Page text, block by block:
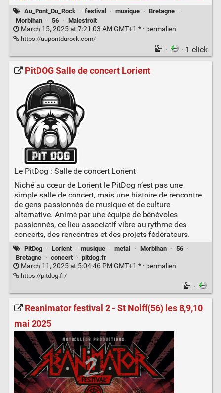
Au_Pont_Du_Rock · festival · musique · Bretagne
·
Morbihan
· 56 · Malestroit
March 15, 2025 at 7:21:03 AM GMT+1 * · permalien
https://aupontdurock.com/
· · 1 click
PitDOG Salle de concert Lorient
Le PitDog : Salle de concert Lorient
Niché au cœur de Lorient le PitDog n’est pas une
simple salle de concert, mais une histoire de rencontre
de gens passionnés de musique et de culture
alternative. Animé par une équipe de bénévoles
passionnés, ce lieu associatif vibre au rythme des
concerts, des rencontres et des projets fédérateurs.
PitDog · Lorient · musique · metal · Morbihan · 56
·
Bretagne
· concert · pitdog.fr
March 11, 2025 at 5:04:46 PM GMT+1 * · permalien
https://pitdog.fr/
·
Reanimator festival 2 - St Nolff(56) les 8,9,10
mai 2025